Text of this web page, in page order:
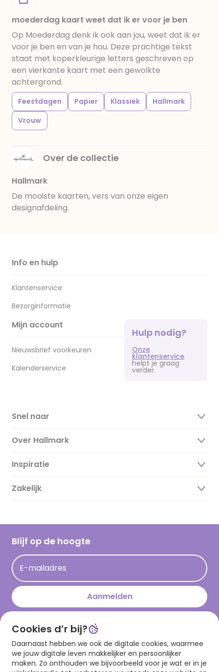
moederdag kaart weet dat ik er voor je ben
Op Moederdag denk ik ook aan jou, weet dat ik er
voor je ben en van je hou. Deze prachtige tekst
staat met koperkleurige letters geschreven op
een vierkante kaart met een gewolkte
achtergrond.
Feestdagen Papier Klassiek
Hallmark
Vrouw
Over de collectie
Hallmark
De mooiste kaarten, vers van onze eigen
designafdeling.
Info en hulp
Klantenservice
Bezorginformatie
Mijn account
Nieuwsbrief voorkeuren
Kalenderservice
Hulp nodig?
Onze
klantenservice
helpt je graag
verder.
Snel naar
Over Hallmark
Over ons
Duurzaamheid
Hallmark Kaartclub
Acties
Persberichten
Hallmark en Kinderpostzegels
Inspiratie
Magazine
Cadeau inspiratie
Kaartinspiratie
Zakelijk
Blijf op de hoogte
E-mailadres
Aanmelden
Download onze app
Cookies d’r bij?
Daarnaast hebben we ook de digitale cookies, waarmee
we jouw digitale leven makkelijker en persoonlijker
maken. Zo onthouden we bijvoorbeeld voor je wat er in je